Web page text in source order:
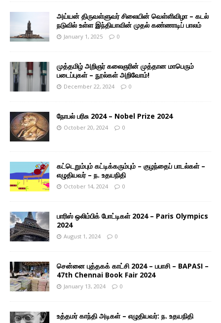
அய்யன் திருவள்ளுவர் சிலையின் வெள்ளிவிழா – கடல்
நடுவில் உள்ள இந்தியாவின் முதல் கண்ணாடிப் பாலம்
January 1, 2025 0
முத்தமிழ் அறிஞர் கலைஞரின் முத்தான மாபெரும்
படைப்புகள் – நூல்கள் அறிவோம்!
December 22, 2024 0
நோபல் பரிசு 2024 – Nobel Prize 2024
October 20, 2024 0
கட்டெறும்பும் கட்டிக்கரும்பும் – குழந்தைப் பாடல்கள் –
எழுதியவர் – ந. உதயநிதி
October 14, 2024 0
பாரிஸ் ஒலிம்பிக் போட்டிகள் 2024 – Paris Olympics
2024
August 1, 2024 0
சென்னை புத்தகக் காட்சி 2024 – பபாசி – BAPASI –
47th Chennai Book Fair 2024
January 13, 2024 0
உத்தமர் காந்தி அடிகள் – எழுதியவர்: ந. உதயநிதி